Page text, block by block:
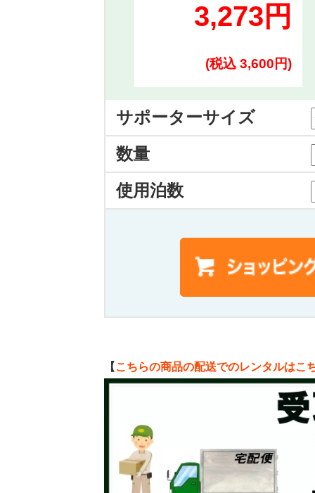
3,273円
(税込 3,600円)
サポーターサイズ
数量
使用泊数
【こちらの商品の配送でのレンタルはこ